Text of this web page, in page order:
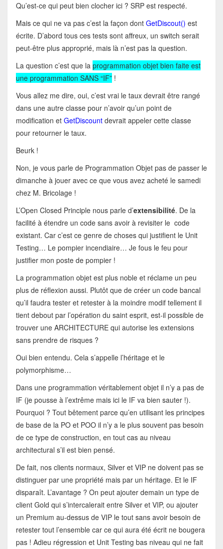
Qu’est-ce qui peut bien clocher ici ? SRP est respecté.
Mais ce qui ne va pas c’est la façon dont GetDiscout() est
écrite. D’abord tous ces tests sont affreux, un switch serait
peut-être plus approprié, mais là n’est pas la question.
La question c’est que la programmation objet bien faite est
une programmation SANS “IF”!
Vous allez me dire, oui, c’est vrai le taux devrait être rangé
dans une autre classe pour n’avoir qu’un point de
modification et GetDiscount devrait appeler cette classe
pour retourner le taux.
Beurk !
Non, je vous parle de Programmation Objet pas de passer le
dimanche à jouer avec ce que vous avez acheté le samedi
chez M. Bricolage !
L’Open Closed Principle nous parle d’extensibilité. De la
facilité à étendre un code sans avoir à revisiter le code
existant. Car c’est ce genre de choses qui justifient le Unit
Testing… Le pompier incendiaire… Je fous le feu pour
justifier mon poste de pompier !
La programmation objet est plus noble et réclame un peu
plus de réflexion aussi. Plutôt que de créer un code bancal
qu’il faudra tester et retester à la moindre modif tellement il
tient debout par l’opération du saint esprit, est-il possible de
trouver une ARCHITECTURE qui autorise les extensions
sans prendre de risques ?
Oui bien entendu. Cela s’appelle l’héritage et le
polymorphisme…
Dans une programmation véritablement objet il n’y a pas de
IF (je pousse à l’extrême mais ici le IF va bien sauter !).
Pourquoi ? Tout bêtement parce qu’en utilisant les principes
de base de la PO et POO il n’y a le plus souvent pas besoin
de ce type de construction, en tout cas au niveau
architectural s’il est bien pensé.
De fait, nos clients normaux, Silver et VIP ne doivent pas se
distinguer par une propriété mais par un héritage. Et le IF
disparaît. L’avantage ? On peut ajouter demain un type de
client Gold qui s’intercalerait entre Silver et VIP, ou ajouter
un Premium au-dessus de VIP le tout sans avoir besoin de
retester tout l’ensemble car ce qui aura été écrit ne bougera
pas ! Adieu régression et Unit Testing bas niveau qui ne fait